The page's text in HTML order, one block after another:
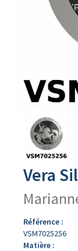
produit
Vera
Référence :
VSM7025256
Matière :